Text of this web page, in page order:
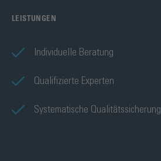
LEISTUNGEN
Individuelle Beratung
Qualifizierte Experten
Systematische Qualitätssicherung